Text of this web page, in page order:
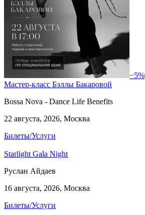
−5%
Мастер-класс Бэллы Бакаровой
Bossa Nova - Dance Life Benefits
22 августа, 2026, Москва
Билеты/Услуги
Starlight Gala Night
Руслан Айдаев
16 августа, 2026, Москва
Билеты/Услуги